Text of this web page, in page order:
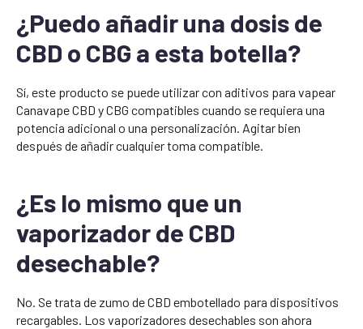
¿Puedo añadir una dosis de
CBD o CBG a esta botella?
Sí, este producto se puede utilizar con aditivos para vapear
Canavape CBD y CBG compatibles cuando se requiera una
potencia adicional o una personalización. Agitar bien
después de añadir cualquier toma compatible.
¿Es lo mismo que un
vaporizador de CBD
desechable?
No. Se trata de zumo de CBD embotellado para dispositivos
recargables. Los vaporizadores desechables son ahora